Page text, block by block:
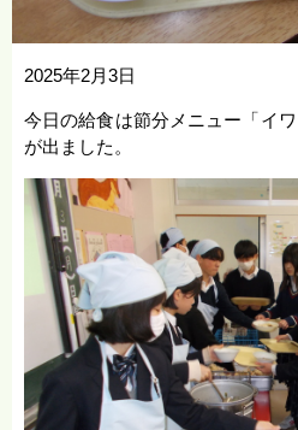
2025年2月3日
今日の給食は節分メニュー「イ
が出ました。